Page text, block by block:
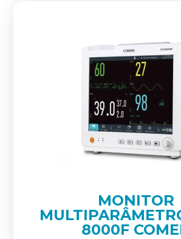
MONITOR
8000F